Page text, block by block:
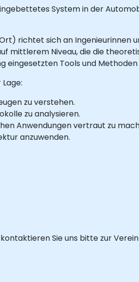
System in der
richtet sich an Ingenieurinnen
mittlerem Niveau, die die
eingesetzten Tools und
zu verstehen.
zu analysieren.
Anwendungen vertraut zu
anzuwenden.
Sie uns bitte zur